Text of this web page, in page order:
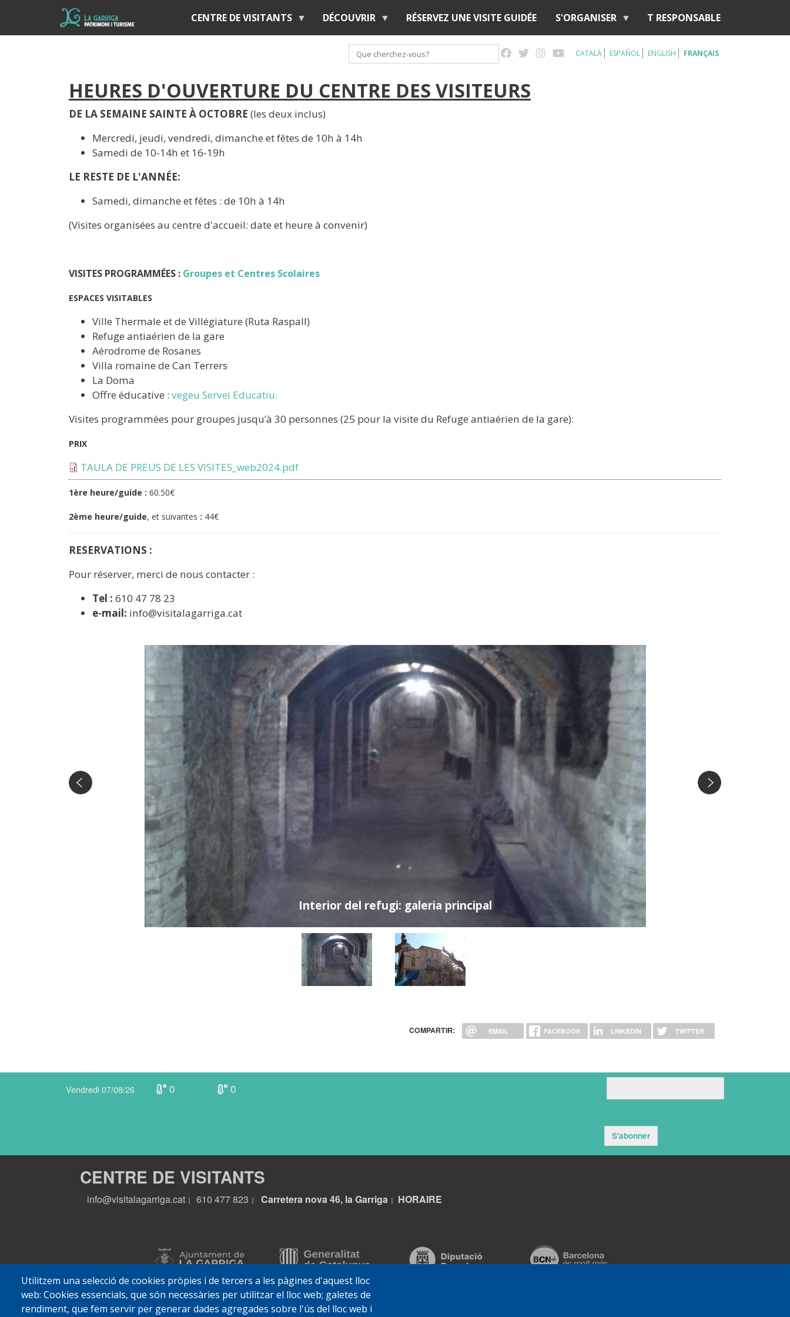
contenu
principal
CENTRE DE VISITANTS DÉCOUVRIR RÉSERVEZ UNE VISITE GUIDÉE S'ORGANISER T RESPONSABLE
CATALÀ ESPAÑOL ENGLISH FRANÇAIS
Rechercher
HEURES D'OUVERTURE DU CENTRE DES VISITEURS
DE LA SEMAINE SAINTE À OCTOBRE (les deux inclus)
Mercredi, jeudi, vendredi, dimanche et fêtes de 10h à 14h
Samedi de 10-14h et 16-19h
LE RESTE DE L'ANNÉE:
Samedi, dimanche et fêtes : de 10h à 14h
(Visites organisées au centre d'accueil: date et heure à convenir)
VISITES PROGRAMMÉES : Groupes et Centres Scolaires
ESPACES VISITABLES
Ville Thermale et de Villégiature (Ruta Raspall)
Refuge antiaérien de la gare
Aérodrome de Rosanes
Villa romaine de Can Terrers
La Doma
Offre éducative : vegeu Servei Educatiu.
Visites programmées pour groupes jusqu’à 30 personnes (25 pour la visite du Refuge antiaérien de la gare):
PRIX
Document
TAULA DE PREUS DE LES VISITES_web2024.pdf
1ère heure/guide : 60.50€
2ème heure/guide, et suivantes : 44€
RESERVATIONS :
Pour réserver, merci de nous contacter :
Tel : 610 47 78 23
e-mail: info@visitalagarriga.cat
Interior del refugi: galeria principal
COMPARTIR: EMAIL FACEBOOK LINKEDIN TWITTER
Utilitzem una selecció de cookies pròpies i de tercers a les pàgines d'aquest lloc
web: Cookies essencials, que són necessàries per utilitzar el lloc web; galetes de
rendiment, que fem servir per generar dades agregades sobre l'ús del lloc web i
Vendredi 07/08/26 0 0
S'abonner
CENTRE DE VISITANTS
info@visitalagarriga.cat 610 477 823 Carretera nova 46, la Garriga HORAIRE